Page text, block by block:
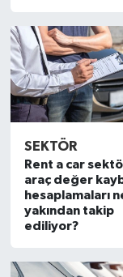
SEKTÖR
Rent a car
araç değer
hesaplamaları
yakından takip
ediliyor?